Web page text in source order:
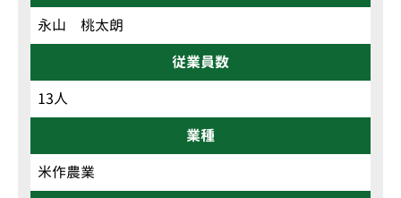
永山 桃太朗
従業員数
13人
業種
米作農業